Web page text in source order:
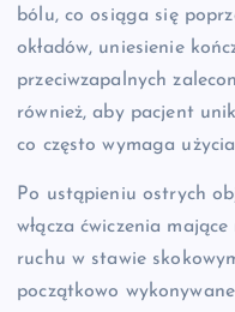
bólu, co osiąga się
okładów, uniesienie
przeciwzapalnych
również, aby pacjent
co często wymaga
Po ustąpieniu ostrych
włącza ćwiczenia
ruchu w stawie
początkowo